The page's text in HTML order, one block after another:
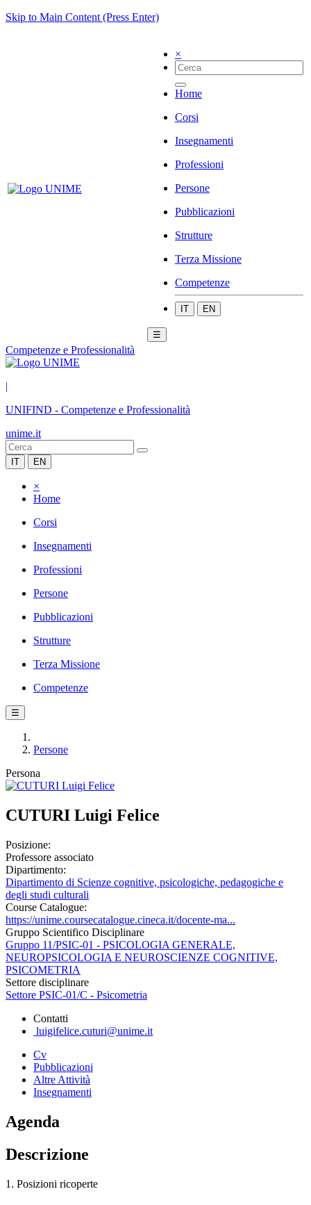
Skip to Main Content (Press Enter)
×
Home
Corsi
Insegnamenti
Professioni
Persone
Pubblicazioni
Strutture
Terza Missione
Competenze
IT EN
☰
Competenze e Professionalità
|
UNIFIND - Competenze e Professionalità
unime.it
IT EN
×
Home
Corsi
Insegnamenti
Professioni
Persone
Pubblicazioni
Strutture
Terza Missione
Competenze
☰
Persone
Persona
CUTURI Luigi Felice
Posizione:
Professore associato
Dipartimento:
Dipartimento di Scienze cognitive, psicologiche, pedagogiche e
degli studi culturali
Course Catalogue:
https://unime.coursecatalogue.cineca.it/docente-ma...
Gruppo Scientifico Disciplinare
Gruppo 11/PSIC-01 - PSICOLOGIA GENERALE,
NEUROPSICOLOGIA E NEUROSCIENZE COGNITIVE,
PSICOMETRIA
Settore disciplinare
Settore PSIC-01/C - Psicometria
Contatti
luigifelice.cuturi@unime.it
Cv
Pubblicazioni
Altre Attività
Insegnamenti
Agenda
Descrizione
1. Posizioni ricoperte